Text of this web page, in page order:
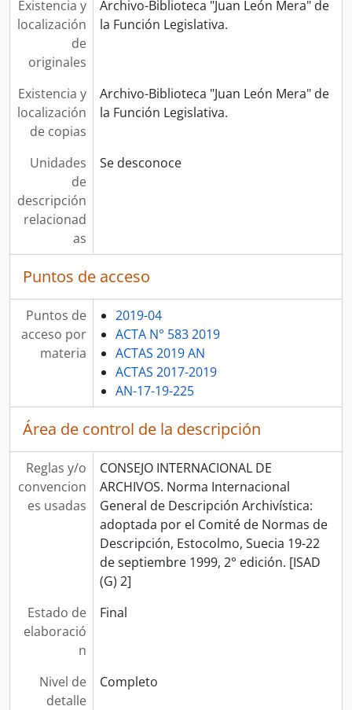
Existencia y
localización
de
originales
Archivo-Biblioteca "Juan León Mera" de
la Función Legislativa.
Existencia y
localización
de copias
Archivo-Biblioteca "Juan León Mera" de
la Función Legislativa.
Unidades
de
descripción
relacionad
as
Se desconoce
Puntos de acceso
Puntos de
acceso por
materia
2019-04
ACTA N° 583 2019
ACTAS 2019 AN
ACTAS 2017-2019
AN-17-19-225
Área de control de la descripción
Reglas y/o
convencion
es usadas
CONSEJO INTERNACIONAL DE
ARCHIVOS. Norma Internacional
General de Descripción Archivística:
adoptada por el Comité de Normas de
Descripción, Estocolmo, Suecia 19-22
de septiembre 1999, 2° edición. [ISAD
(G) 2]
Estado de
elaboració
n
Final
Nivel de
detalle
Completo